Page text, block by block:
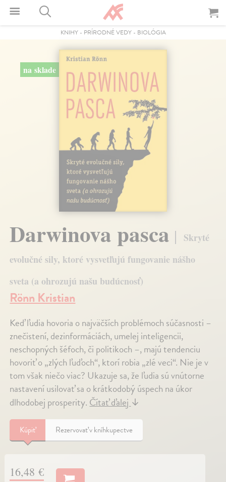
KNIHY- PRÍRODNÉ VEDY- BIOLÓGIA
na sklade
Darwinova pasca
Skryté
evolučné sily, ktoré vysvetľujú fungovanie nášho
sveta (a ohrozujú našu budúcnosť)
Rönn Kristian
Keď ľudia hovoria o najväčších problémoch súčasnosti –
znečistení, dezinformáciách, umelej inteligencii,
neschopných šéfoch, či politikoch –, majú tendenciu
hovoriť o „zlých ľuďoch“, ktorí robia „zlé veci“. Nie je v
tom však niečo viac? Ukazuje sa, že ľudia sú vnútorne
nastavení usilovať sa o krátkodobý úspech na úkor
dlhodobej prosperity. Čítať ďalej ↓
Kúpiť Rezervovať v kníhkupectve
16,48 €